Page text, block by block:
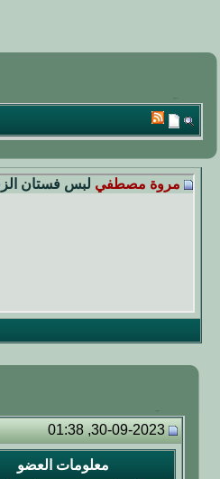
مروة مصطفي لبس فستان
30-09-2023, 01:38
معلومات العضو